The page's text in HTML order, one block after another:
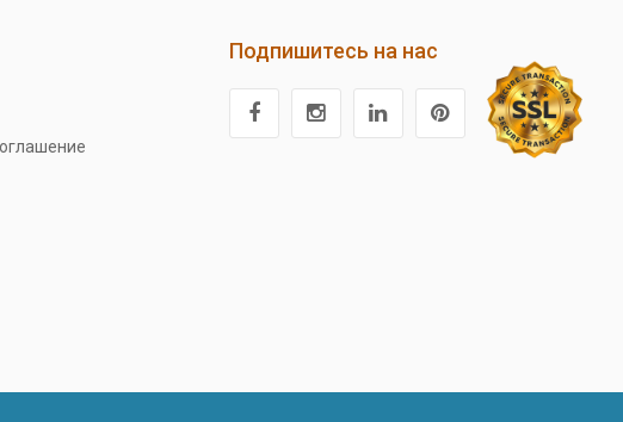
Подпишитесь на нас